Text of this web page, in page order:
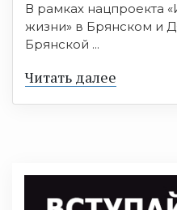
В рамках нацпроекта
жизни» в Брянском и
Брянской ...
Читать далее